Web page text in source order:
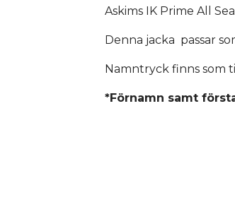
Askims IK Prime All
Denna jacka passar
Namntryck finns som
*Förnamn samt